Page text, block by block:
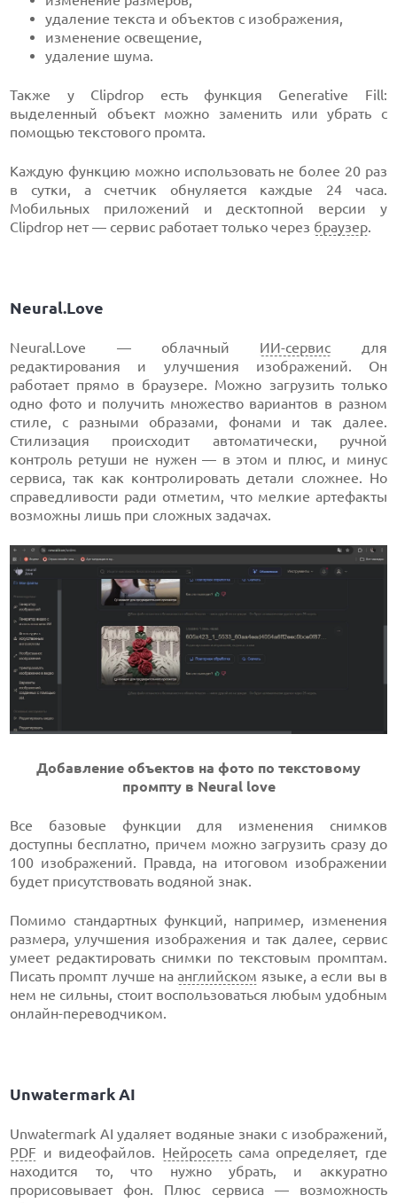
удаление текста и объектов с изображения,
изменение освещение,
удаление шума.
Также у Clipdrop есть функция Generative Fill:
выделенный объект можно заменить или убрать с
помощью текстового промта.
Каждую функцию можно использовать не более 20 раз
в сутки, а счетчик обнуляется каждые 24 часа.
Мобильных приложений и десктопной версии у
Clipdrop нет — сервис работает только через браузер.
Neural.Love
Neural.Love — облачный ИИ-сервис для
редактирования и улучшения изображений. Он
работает прямо в браузере. Можно загрузить только
одно фото и получить множество вариантов в разном
стиле, с разными образами, фонами и так далее.
Стилизация происходит автоматически, ручной
контроль ретуши не нужен — в этом и плюс, и минус
сервиса, так как контролировать детали сложнее. Но
справедливости ради отметим, что мелкие артефакты
возможны лишь при сложных задачах.
Добавление объектов на фото по текстовому
промпту в Neural love
Все базовые функции для изменения снимков
доступны бесплатно, причем можно загрузить сразу до
100 изображений. Правда, на итоговом изображении
будет присутствовать водяной знак.
Помимо стандартных функций, например, изменения
размера, улучшения изображения и так далее, сервис
умеет редактировать снимки по текстовым промптам.
Писать промпт лучше наанглийском языке, а если вы в
нем не сильны, стоит воспользоваться любым удобным
онлайн-переводчиком.
Unwatermark AI
Unwatermark AI удаляет водяные знаки с изображений,
PDF и видеофайлов. Нейросетьсама определяет, где
находится то, что нужно убрать, и аккуратно
прорисовывает фон. Плюс сервиса — возможность